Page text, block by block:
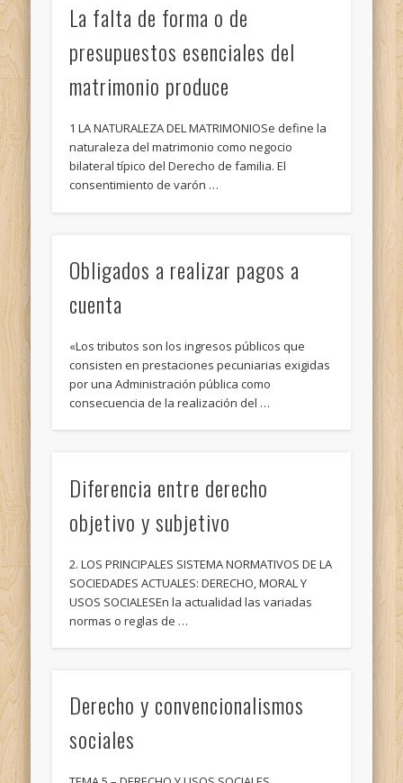
La falta de forma o de
presupuestos esenciales del
matrimonio produce
1 LA NATURALEZA DEL MATRIMONIOSe define la
naturaleza del matrimonio como negocio
bilateral típico del Derecho de familia. El
consentimiento de varón …
Obligados a realizar pagos a
cuenta
«Los tributos son los ingresos públicos que
consisten en prestaciones pecuniarias exigidas
por una Administración pública como
consecuencia de la realización del …
Diferencia entre derecho
objetivo y subjetivo
2. LOS PRINCIPALES SISTEMA NORMATIVOS DE LA
SOCIEDADES ACTUALES: DERECHO, MORAL Y
USOS SOCIALESEn la actualidad las variadas
normas o reglas de …
Derecho y convencionalismos
sociales